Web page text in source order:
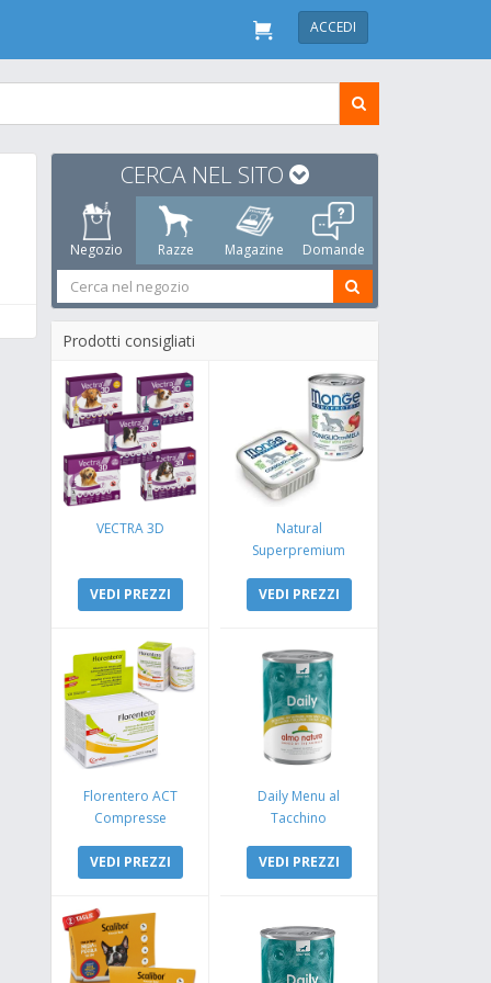
ACCEDI
CERCA NEL SITO
Negozio Razze Magazine Domande
Prodotti consigliati
VECTRA 3D
VEDI PREZZI
Natural
Superpremium
Coniglio e Mela
VEDI PREZZI
Florentero ACT
Compresse
VEDI PREZZI
Daily Menu al
Tacchino
VEDI PREZZI